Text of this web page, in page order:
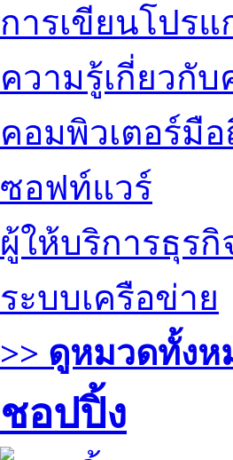
การเขียนโปรแ
ความรู้เกี่ยวกั
คอมพิวเตอร์มือ
ซอฟท์แวร์
ผู้ให้บริการธุร
ระบบเครือข่าย
>> ดูหมวดทั้งห
ชอปปิ้ง